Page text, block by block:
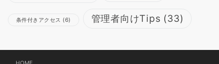
条件付きアクセス (6) 管理者向けTips (33)